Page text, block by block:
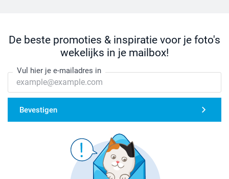
De beste promoties & inspiratie voor je foto's
wekelijks in je mailbox!
Vul hier je e-mailadres in
Bevestigen